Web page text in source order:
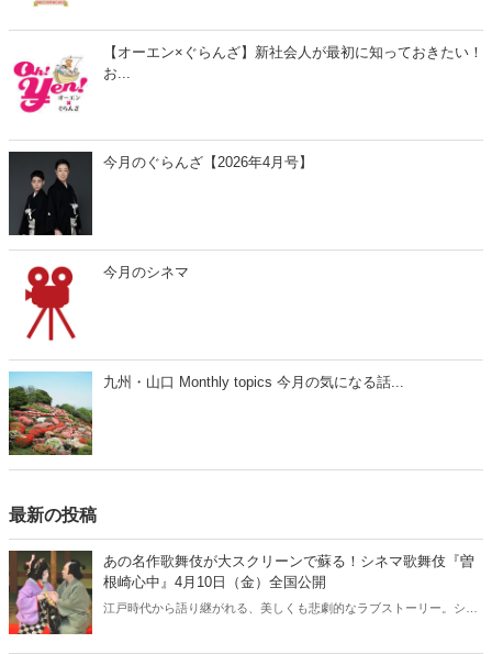
【オーエン×ぐらんざ】新社会人が最初に知っておきたい！
お...
今月のぐらんざ【2026年4月号】
今月のシネマ
九州・山口 Monthly topics 今月の気になる話...
最新の投稿
あの名作歌舞伎が大スクリーンで蘇る！シネマ歌舞伎『曽
根崎心中』4月10日（金）全国公開
江戸時代から語り継がれる、美しくも悲劇的なラブストーリー。シネ